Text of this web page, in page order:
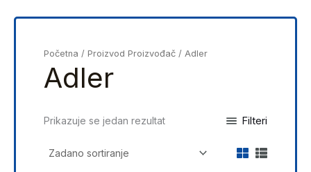
Početna / Proizvod Proizvođač / Adler
Adler
Prikazuje se jedan rezultat Filteri